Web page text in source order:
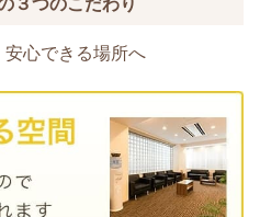
３つのこだわり
心できる場所へ